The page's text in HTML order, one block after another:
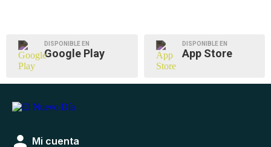
DISPONIBLE EN
Google Play
DISPONIBLE EN
App Store
Mi cuenta